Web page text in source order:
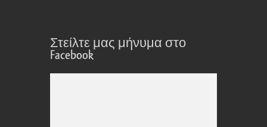
Στείλτε μας μήνυμα στο
Facebook